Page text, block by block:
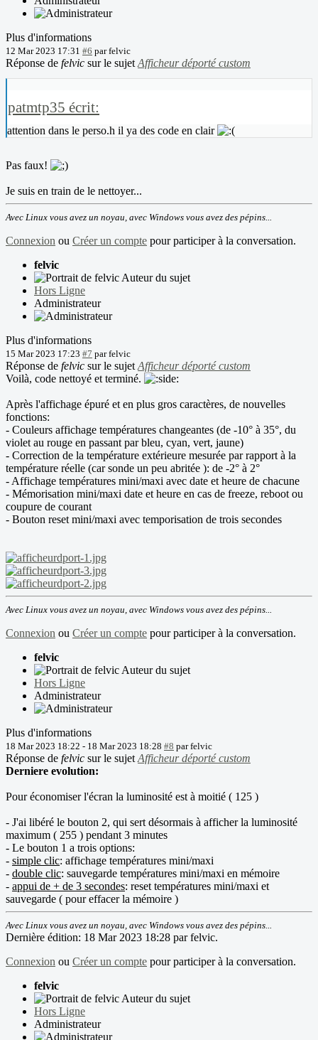
Plus d'informations
12 Mar 2023 17:31 #6 parfelvic
Réponse de felvic sur le sujetAfficheur déporté custom
patmtp35 écrit:
attention dans le perso.h il ya des code en clair
Pas faux!
Je suis en train de le nettoyer...
Avec Linux vous avez un noyau, avec Windows vous avez des pépins...
Connexion ou Créer un compte pour participer à la conversation.
felvic
Auteur du sujet
Hors Ligne
Administrateur
Plus d'informations
15 Mar 2023 17:23 #7 parfelvic
Réponse de felvic sur le sujetAfficheur déporté custom
Voilà, code nettoyé et terminé.
Après l'affichage épuré et en plus gros caractères, de nouvelles
fonctions:
- Couleurs affichage températures changeantes (de -10° à 35°, du
violet au rouge en passant par bleu, cyan, vert, jaune)
- Correction de la température extérieure mesurée par rapport à la
température réelle (car sonde un peu abritée ): de -2° à 2°
- Affichage températures mini/maxi avec date et heure de chacune
- Mémorisation mini/maxi date et heure en cas de freeze, reboot ou
coupure de courant
- Bouton reset mini/maxi avec temporisation de trois secondes
Avec Linux vous avez un noyau, avec Windows vous avez des pépins...
Connexion ou Créer un compte pour participer à la conversation.
felvic
Auteur du sujet
Hors Ligne
Administrateur
Plus d'informations
18 Mar 2023 18:22 - 18 Mar 2023 18:28 #8 parfelvic
Réponse de felvic sur le sujetAfficheur déporté custom
Derniere evolution:
Pour économiser l'écran la luminosité est à moitié ( 125 )
- J'ai libéré le bouton 2, qui sert désormais à afficher la luminosité
maximum ( 255 ) pendant 3 minutes
- Le bouton 1 a trois options:
- simple clic: affichage températures mini/maxi
- double clic: sauvegarde températures mini/maxi en mémoire
- appui de + de 3 secondes: reset températures mini/maxi et
sauvegarde ( pour effacer la mémoire )
Avec Linux vous avez un noyau, avec Windows vous avez des pépins...
Dernière édition: 18 Mar 2023 18:28 parfelvic.
Connexion ou Créer un compte pour participer à la conversation.
felvic
Auteur du sujet
Hors Ligne
Administrateur